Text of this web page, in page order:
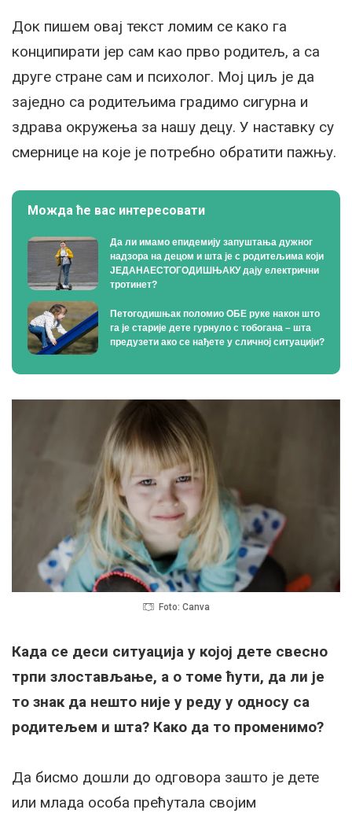
Док пишем овај текст ломим се како га
конципирати јер сам као прво родитељ, а са
друге стране сам и психолог. Мој циљ је да
заједно са родитељима градимо сигурна и
здрава окружења за нашу децу. У наставку су
смернице на које је потребно обратити пажњу.
Можда ће вас интересовати
Да ли имамо епидемију запуштања дужног
надзора на децом и шта је с родитељима који
ЈЕДАНАЕСТОГОДИШЊАКУ дају електрични
тротинет?
Петогодишњак поломио ОБЕ руке након што
га је старије дете гурнуло с тобогана – шта
предузети ако се нађете у сличној ситуацији?
Foto: Canva
Када се деси ситуација у којој дете свесно
трпи злостављање, а о томе ћути, да ли је
то знак да нешто није у реду у односу са
родитељем и шта? Како да то променимо?
Да бисмо дошли до одговора зашто је дете
или млада особа прећутала својим